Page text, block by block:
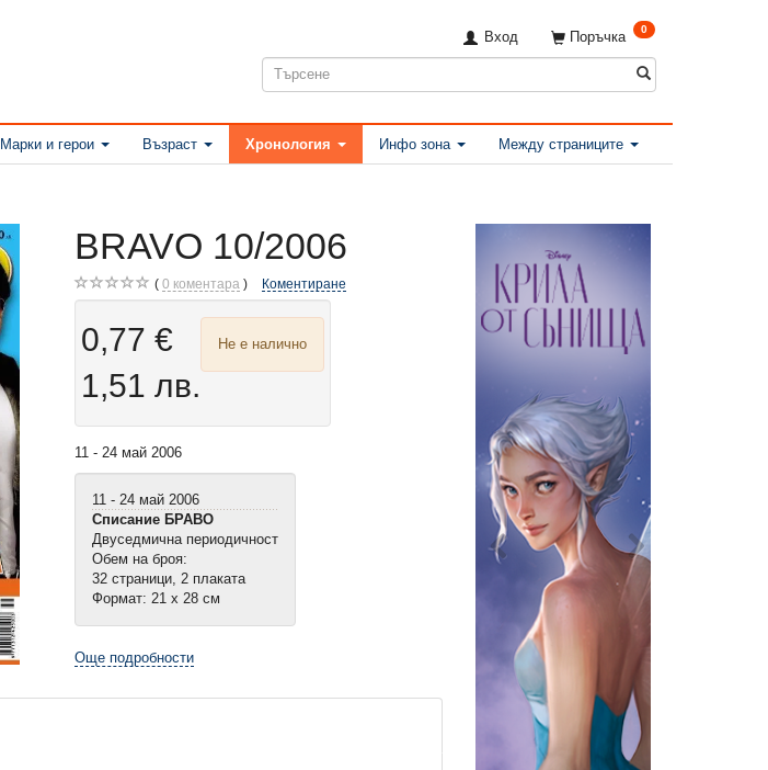
Поръчка 0
Вход
Марки и герои Възраст Хронология Инфо зона Между страниците
BRAVO 10/2006
0 коментара Коментиране
0,77 €
1,51 лв.
Не е налично
11 - 24 май 2006
11 - 24 май 2006
Списание БРАВО
Двуседмична периодичност
Обем на броя:
32 страници, 2 плаката
Формат: 21 х 28 см
Още подробности